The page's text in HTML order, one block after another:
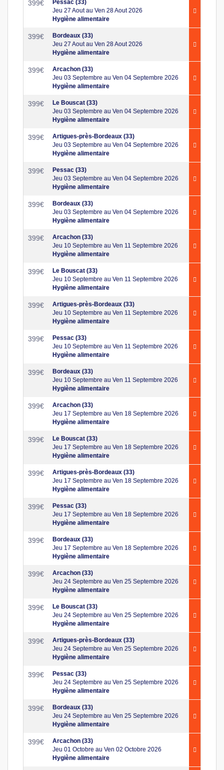
399€
Pessac (33)
Jeu 27 Aout au Ven 28 Aout 2026
Hygiène alimentaire
399€
Bordeaux (33)
Jeu 27 Aout au Ven 28 Aout 2026
Hygiène alimentaire
399€
Arcachon (33)
Jeu 03 Septembre au Ven 04 Septembre 2026
Hygiène alimentaire
399€
Le Bouscat (33)
Jeu 03 Septembre au Ven 04 Septembre 2026
Hygiène alimentaire
399€
Artigues-près-Bordeaux (33)
Jeu 03 Septembre au Ven 04 Septembre 2026
Hygiène alimentaire
399€
Pessac (33)
Jeu 03 Septembre au Ven 04 Septembre 2026
Hygiène alimentaire
399€
Bordeaux (33)
Jeu 03 Septembre au Ven 04 Septembre 2026
Hygiène alimentaire
399€
Arcachon (33)
Jeu 10 Septembre au Ven 11 Septembre 2026
Hygiène alimentaire
399€
Le Bouscat (33)
Jeu 10 Septembre au Ven 11 Septembre 2026
Hygiène alimentaire
399€
Artigues-près-Bordeaux (33)
Jeu 10 Septembre au Ven 11 Septembre 2026
Hygiène alimentaire
399€
Pessac (33)
Jeu 10 Septembre au Ven 11 Septembre 2026
Hygiène alimentaire
399€
Bordeaux (33)
Jeu 10 Septembre au Ven 11 Septembre 2026
Hygiène alimentaire
399€
Arcachon (33)
Jeu 17 Septembre au Ven 18 Septembre 2026
Hygiène alimentaire
399€
Le Bouscat (33)
Jeu 17 Septembre au Ven 18 Septembre 2026
Hygiène alimentaire
399€
Artigues-près-Bordeaux (33)
Jeu 17 Septembre au Ven 18 Septembre 2026
Hygiène alimentaire
399€
Pessac (33)
Jeu 17 Septembre au Ven 18 Septembre 2026
Hygiène alimentaire
399€
Bordeaux (33)
Jeu 17 Septembre au Ven 18 Septembre 2026
Hygiène alimentaire
399€
Arcachon (33)
Jeu 24 Septembre au Ven 25 Septembre 2026
Hygiène alimentaire
399€
Le Bouscat (33)
Jeu 24 Septembre au Ven 25 Septembre 2026
Hygiène alimentaire
399€
Artigues-près-Bordeaux (33)
Jeu 24 Septembre au Ven 25 Septembre 2026
Hygiène alimentaire
399€
Pessac (33)
Jeu 24 Septembre au Ven 25 Septembre 2026
Hygiène alimentaire
399€
Bordeaux (33)
Jeu 24 Septembre au Ven 25 Septembre 2026
Hygiène alimentaire
399€
Arcachon (33)
Jeu 01 Octobre au Ven 02 Octobre 2026
Hygiène alimentaire